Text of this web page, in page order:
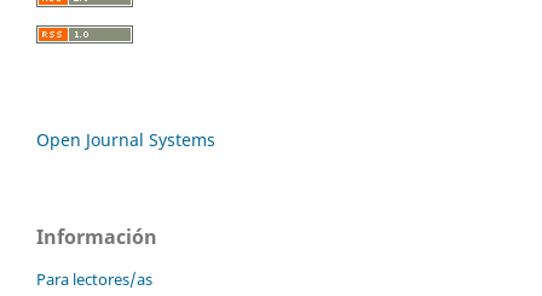
Open Journal Systems
Información
Para lectores/as